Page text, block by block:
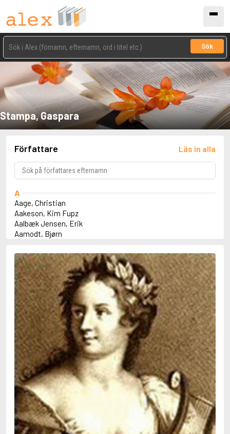
Sök
Stampa, Gaspara
Författare Läs in alla
A
Aage, Christian
Aakeson, Kim Fupz
Aalbæk Jensen, Erik
Aamodt, Bjørn
Abbey, Kieran
Abbot, Anthony
Abbott, John
Abbott, Megan
Abdel-Fattah, Randa
Abdolah, Kader
Abé, Kobo
Abedi, Isabel
Abele, Inga
Abgarjan, Narine
Abish, Walter
Aboulela, Leila
Abrahams, Peter (f. 1919)
Abrahams, Peter (f. 1947)
Abrahamson, Emmy
Abse, Dannie
Abu-Jaber, Diana
Abulhawa, Susan